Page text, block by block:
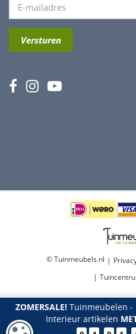
ZOMERSALE!Tuinmeubelen -
Interieur artikelen
© Tuinmeubels.nl